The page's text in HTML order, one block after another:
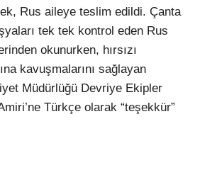
Rus aileye teslim edildi. Çanta
tek tek kontrol eden Rus
okunurken, hırsızı
kavuşmalarını sağlayan
Müdürlüğü Devriye Ekipler
Türkçe olarak “teşekkür”